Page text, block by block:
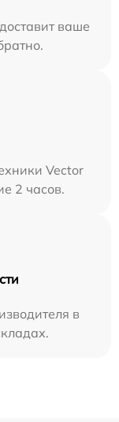
ваше
Vector
2 часов.
в